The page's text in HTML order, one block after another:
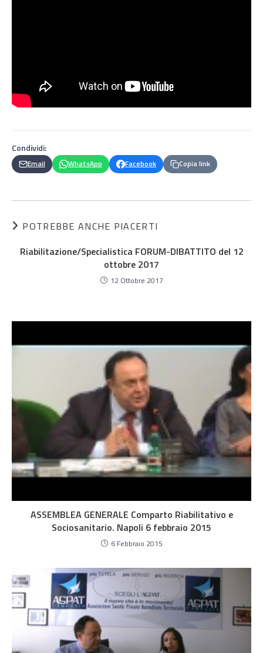
Condividi:
Email WhatsApp Facebook Copia link
POTREBBE ANCHE PIACERTI
Riabilitazione/Specialistica FORUM-DIBATTITO del 12
ottobre 2017
12 Ottobre 2017
ASSEMBLEA GENERALE Comparto Riabilitativo e
Sociosanitario. Napoli 6 febbraio 2015
6 Febbraio 2015